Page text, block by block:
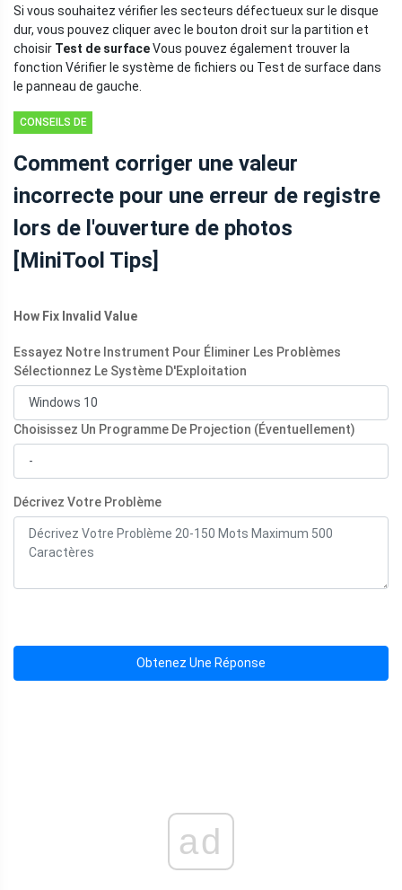
Si vous souhaitez vérifier les secteurs défectueux sur le disque
dur, vous pouvez cliquer avec le bouton droit sur la partition et
choisir Test de surfaceVous pouvez également trouver la
fonction Vérifier le système de fichiers ou Test de surface dans
le panneau de gauche.
CONSEILS DE
DE DONNÉES
Comment corriger une valeur
incorrecte pour une erreur de registre
lors de l'ouverture de photos
[MiniTool Tips]
How Fix Invalid Value
Essayez Notre Instrument Pour Éliminer Les Problèmes
Sélectionnez Le Système D'Exploitation
Choisissez Un Programme De Projection (Éventuellement)
Décrivez Votre Problème
Obtenez Une Réponse
ad